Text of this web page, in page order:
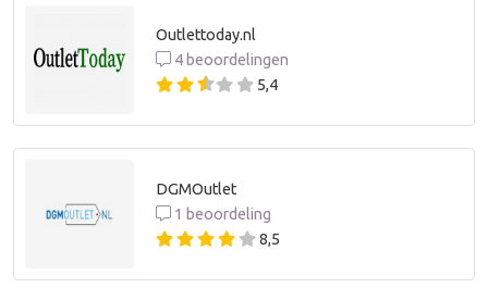
Outlettoday.nl
4 beoordelingen
5,4
DGMOutlet
1 beoordeling
8,5